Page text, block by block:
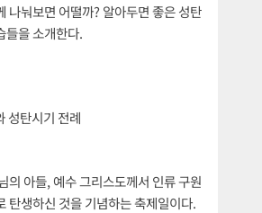
나눠보면 어떨까? 알아두면 좋은 성탄
들을 소개한다.
성탄시기 전례
의 아들, 예수 그리스도께서 인류 구원
탄생하신 것을 기념하는 축제일이다.